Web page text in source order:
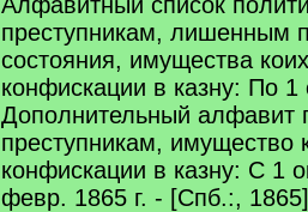
преступникам, лишенным
состояния, имущества
конфискации в казну: По 1
Дополнительный алфавит
преступникам, имущество
конфискации в казну: С 1
февр. 1865 г. - [Спб.:,